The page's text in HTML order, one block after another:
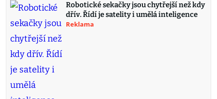
Robotické sekačky jsou chytřejší než kdy
dřív. Řídí je satelity i umělá inteligence
Reklama